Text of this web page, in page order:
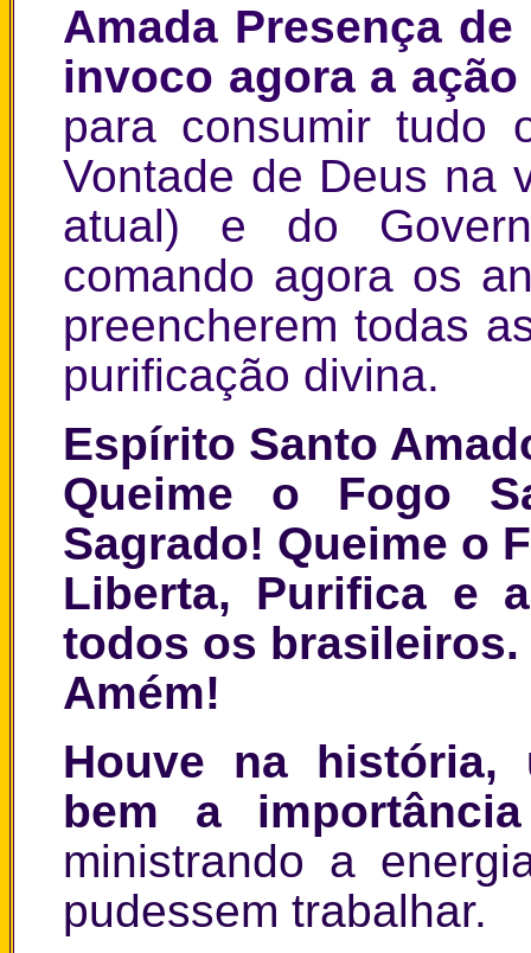
Amada Presença
invoco agora a
para consumir
Vontade de Deus na
atual) e do
comando agora os
preencherem todas
purificação divina.
Espírito Santo
Queime o Fogo
Sagrado! Queime o
Liberta, Purifica e
todos os brasileiros.
Amém!
Houve na história,
bem a importância
ministrando a
pudessem trabalhar.